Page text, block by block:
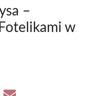
–
w